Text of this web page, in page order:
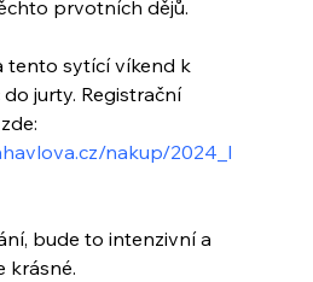
prvotních dějů.
tento sytící víkend k
jurty. Registrační
nakup/2024_l
bude to intenzivní a
krásné.